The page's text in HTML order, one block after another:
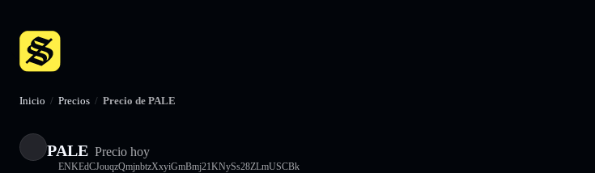
Inicio / Precios / Precio de PALE
PALE Precio hoy
ENKEdCJouqzQmjnbtzXxyiGmBmj21KNySs28ZLmUSCBk